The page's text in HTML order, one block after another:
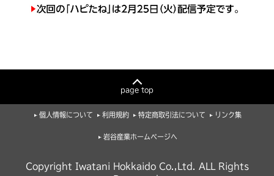
page top
個人情報について 利用規約 特定商取引法について リンク集
岩谷産業ホームページへ
Copyright Iwatani Hokkaido Co.,Ltd. ALL Rights